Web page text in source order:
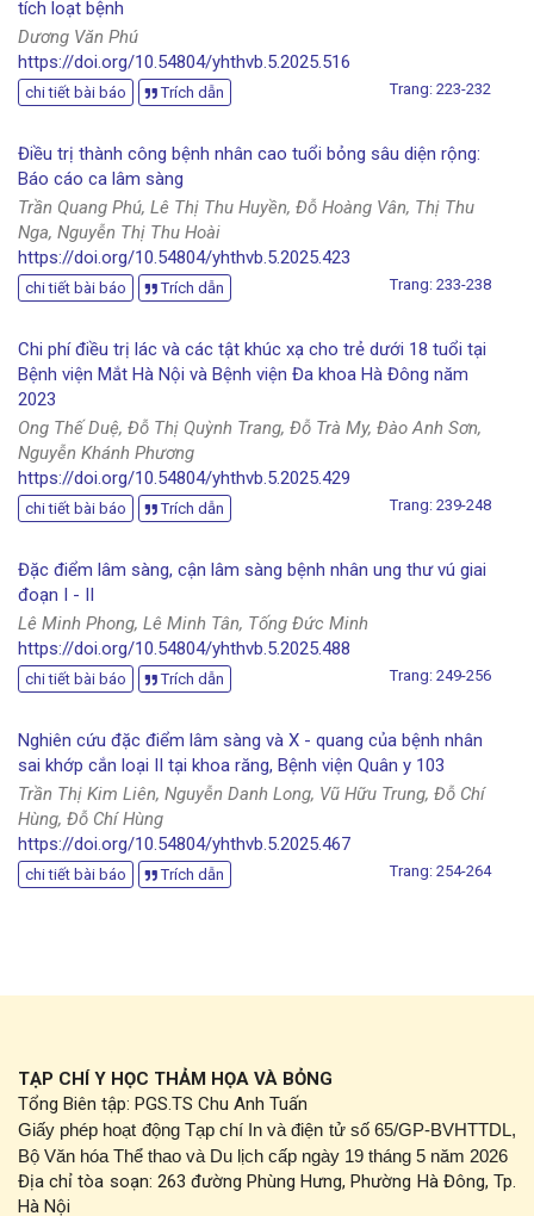
tích loạt bệnh
Dương Văn Phú
https://doi.org/10.54804/yhthvb.5.2025.516
chi tiết bài báo Trích dẫn Trang: 223-232
Điều trị thành công bệnh nhân cao tuổi bỏng sâu diện rộng:
Báo cáo ca lâm sàng
Trần Quang Phú, Lê Thị Thu Huyền, Đỗ Hoàng Vân, Thị Thu
Nga, Nguyễn Thị Thu Hoài
https://doi.org/10.54804/yhthvb.5.2025.423
chi tiết bài báo Trích dẫn Trang: 233-238
Chi phí điều trị lác và các tật khúc xạ cho trẻ dưới 18 tuổi tại
Bệnh viện Mắt Hà Nội và Bệnh viện Đa khoa Hà Đông năm
2023
Ong Thế Duệ, Đỗ Thị Quỳnh Trang, Đỗ Trà My, Đào Anh Sơn,
Nguyễn Khánh Phương
https://doi.org/10.54804/yhthvb.5.2025.429
chi tiết bài báo Trích dẫn Trang: 239-248
Đặc điểm lâm sàng, cận lâm sàng bệnh nhân ung thư vú giai
đoạn I - II
Lê Minh Phong, Lê Minh Tân, Tống Đức Minh
https://doi.org/10.54804/yhthvb.5.2025.488
chi tiết bài báo Trích dẫn Trang: 249-256
Nghiên cứu đặc điểm lâm sàng và X - quang của bệnh nhân
sai khớp cắn loại II tại khoa răng, Bệnh viện Quân y 103
Trần Thị Kim Liên, Nguyễn Danh Long, Vũ Hữu Trung, Đỗ Chí
Hùng, Đỗ Chí Hùng
https://doi.org/10.54804/yhthvb.5.2025.467
chi tiết bài báo Trích dẫn Trang: 254-264
TẠP CHÍ Y HỌC THẢM HỌA VÀ BỎNG
Tổng Biên tập: PGS.TS Chu Anh Tuấn
Giấy phép hoạt động Tạp chí In và điện tử số 65/GP-BVHTTDL,
Bộ Văn hóa Thể thao và Du lịch cấp ngày 19 tháng 5 năm 2026
Địa chỉ tòa soạn: 263 đường Phùng Hưng, Phường Hà Đông, Tp.
Hà Nội